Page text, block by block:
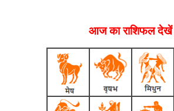
आज का राशिफल देखें